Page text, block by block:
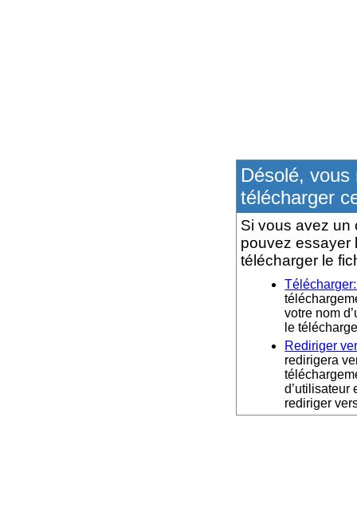
Désolé, vous
télécharger
Si vous avez un
pouvez essayer
télécharger le
votre nom
le
Rediriger
redirigera
d’utilisateur
rediriger